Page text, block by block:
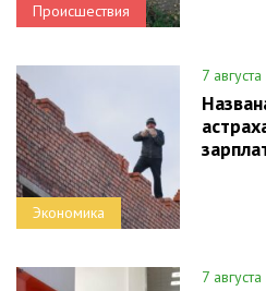
Происшествия
Экономика
7
7